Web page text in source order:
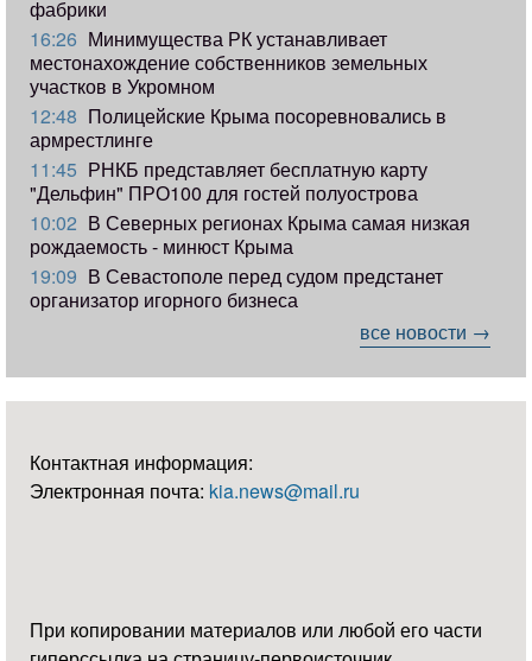
фабрики
16:26 Минимущества РК устанавливает
местонахождение собственников земельных
участков в Укромном
12:48 Полицейские Крыма посоревновались в
армрестлинге
11:45 РНКБ представляет бесплатную карту
"Дельфин" ПРО100 для гостей полуострова
10:02 В Северных регионах Крыма самая низкая
рождаемость - минюст Крыма
19:09 В Севастополе перед судом предстанет
организатор игорного бизнеса
все новости →
Контактная информация:
Электронная почта: kia.news@mail.ru
При копировании материалов или любой его части